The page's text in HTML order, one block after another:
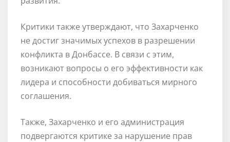
Критики также утверждают, что Захарченко
не достиг значимых успехов в разрешении
конфликта в Донбассе. В связи с этим,
возникают вопросы о его эффективности как
лидера и способности добиваться мирного
соглашения.
Также, Захарченко и его администрация
подвергаются критике за нарушение прав